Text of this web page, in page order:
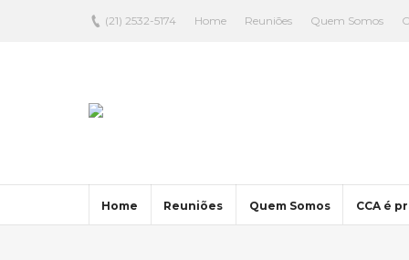
(21) 2532-5174 Home Reuniões Quem Somos
Home Reuniões Quem Somos CCA é